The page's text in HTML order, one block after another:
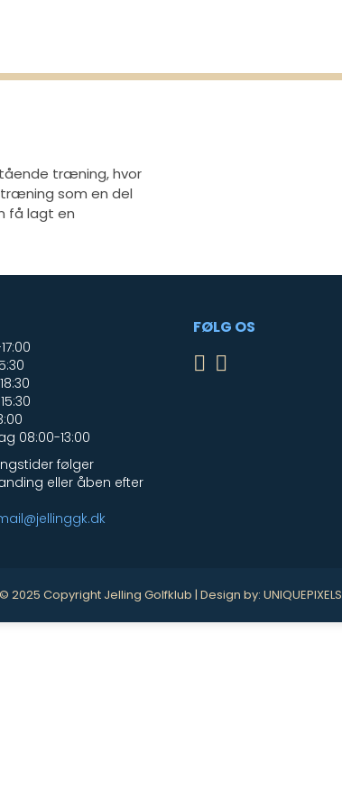
træning, hvor
som en del
få lagt en
08:00-13:00
følger
eller åben efter
FØLG OS
© 2025 Copyright Jelling Golfklub | Design by: UNIQUEPIXELS